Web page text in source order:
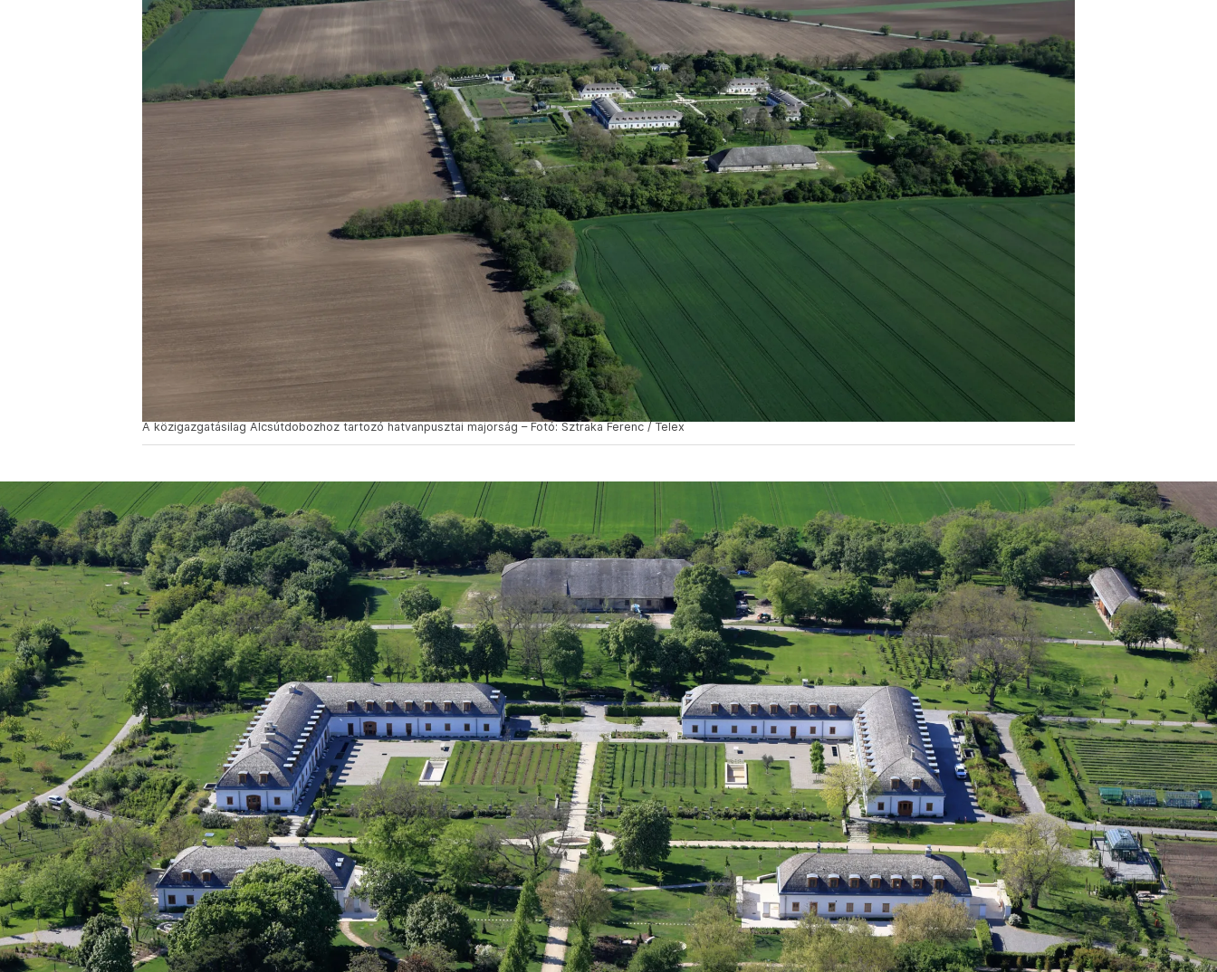
A közigazgatásilag Alcsútdobozhoz tartozó hatvanpusztai majorság – Fotó: Sztraka Ferenc / Telex